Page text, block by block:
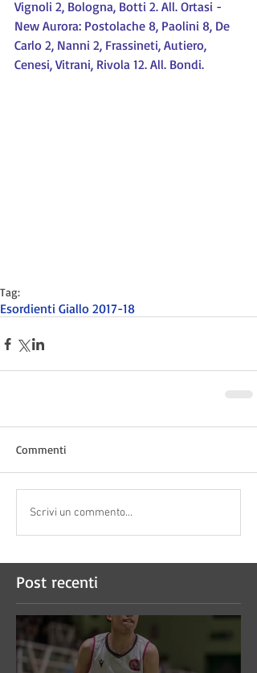
Vignoli 2, Bologna, Botti 2. All. Ortasi -
New Aurora: Postolache 8, Paolini 8, De
Carlo 2, Nanni 2, Frassineti, Autiero,
Cenesi, Vitrani, Rivola 12. All. Bondi.
Tag:
Esordienti Giallo 2017-18
Commenti
Scrivi un commento...
Post recenti